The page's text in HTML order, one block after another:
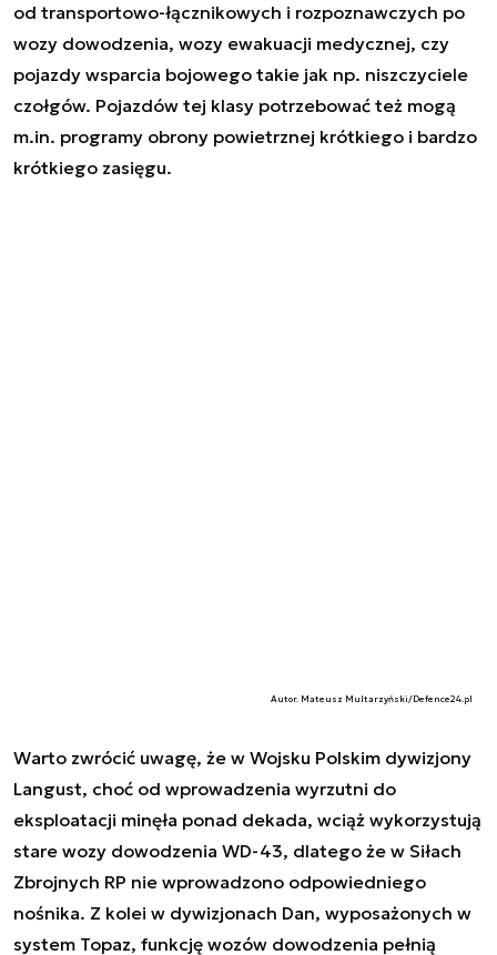
od transportowo-łącznikowych i rozpoznawczych po
wozy dowodzenia, wozy ewakuacji medycznej, czy
pojazdy wsparcia bojowego takie jak np. niszczyciele
czołgów. Pojazdów tej klasy potrzebować też mogą
m.in. programy obrony powietrznej krótkiego i bardzo
krótkiego zasięgu.
Autor. Mateusz Multarzyński/Defence24.pl
Warto zwrócić uwagę, że w Wojsku Polskim dywizjony
Langust, choć od wprowadzenia wyrzutni do
eksploatacji minęła ponad dekada, wciąż wykorzystują
stare wozy dowodzenia WD-43, dlatego że w Siłach
Zbrojnych RP nie wprowadzono odpowiedniego
nośnika. Z kolei w dywizjonach Dan, wyposażonych w
system Topaz, funkcję wozów dowodzenia pełnią